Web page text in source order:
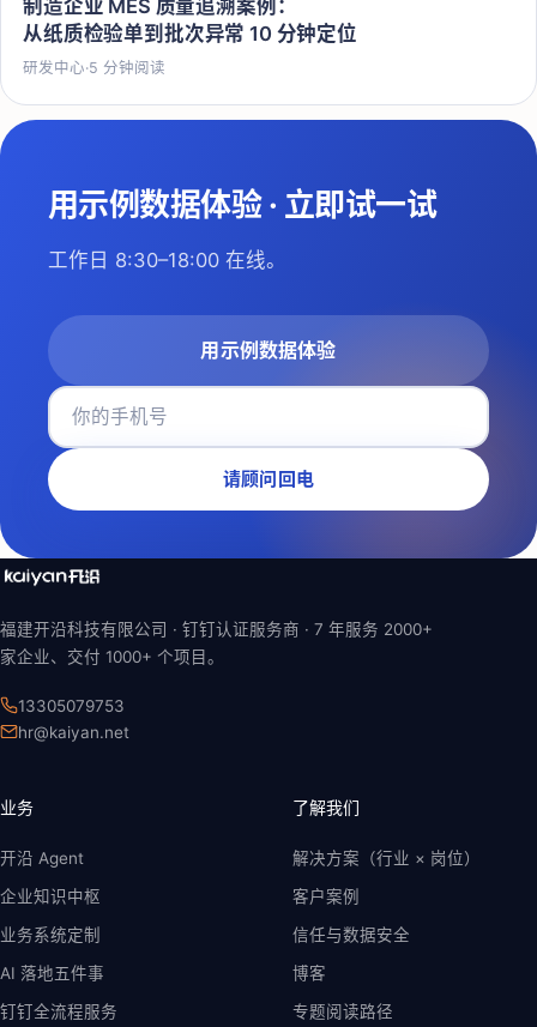
制造企业 MES 质量追溯案例：
从纸质检验单到批次异常 10 分钟定位
研发中心·5 分钟阅读
用示例数据体验· 立即试一试
工作日 8:30–18:00 在线。
用示例数据体验
请顾问回电
福建开沿科技有限公司 · 钉钉认证服务商 · 7 年服务 2000+
家企业、交付 1000+ 个项目。
13305079753
hr@kaiyan.net
业务
开沿 Agent
企业知识中枢
业务系统定制
AI 落地五件事
钉钉全流程服务
了解我们
解决方案（行业 × 岗位）
客户案例
信任与数据安全
博客
专题阅读路径